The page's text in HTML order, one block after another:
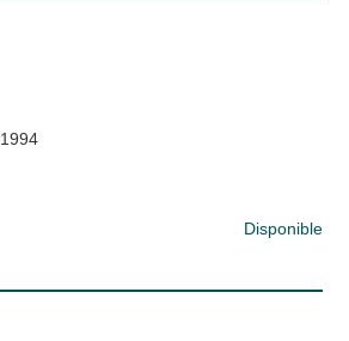
1994
Disponible